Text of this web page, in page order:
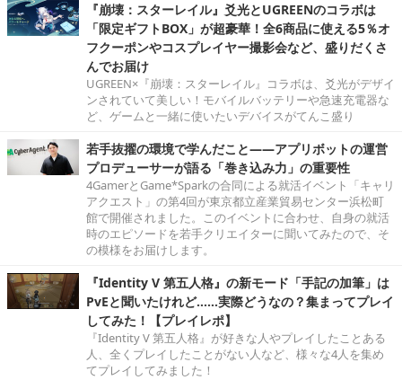
『崩壊：スターレイル』爻光とUGREENのコラボは
「限定ギフトBOX」が超豪華！全6商品に使える5％オ
フクーポンやコスプレイヤー撮影会など、盛りだくさ
んでお届け
UGREEN×『崩壊：スターレイル』コラボは、爻光がデザイ
ンされていて美しい！モバイルバッテリーや急速充電器な
ど、ゲームと一緒に使いたいデバイスがてんこ盛り
若手抜擢の環境で学んだこと――アプリボットの運営
プロデューサーが語る「巻き込み力」の重要性
4GamerとGame*Sparkの合同による就活イベント「キャリ
アクエスト」の第4回が東京都立産業貿易センター浜松町
館で開催されました。このイベントに合わせ、自身の就活
時のエピソードを若手クリエイターに聞いてみたので、そ
の模様をお届けします。
『Identity V 第五人格』の新モード「手記の加筆」は
PvEと聞いたけれど……実際どうなの？集まってプレイ
してみた！【プレイレポ】
『Identity V 第五人格』が好きな人やプレイしたことある
人、全くプレイしたことがない人など、様々な4人を集め
てプレイしてみました！